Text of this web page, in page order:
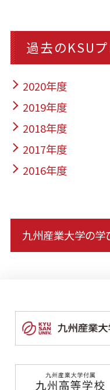
過去のKSU
2020年度
2019年度
2018年度
2017年度
2016年度
九州産業大学の学